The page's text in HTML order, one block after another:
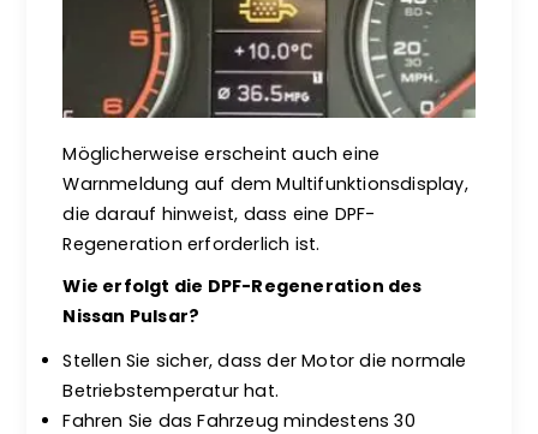
Möglicherweise erscheint auch eine
Warnmeldung auf dem Multifunktionsdisplay,
die darauf hinweist, dass eine DPF-
Regeneration erforderlich ist.
Wie erfolgt die DPF-Regeneration des
Nissan Pulsar?
Stellen Sie sicher, dass der Motor die normale
Betriebstemperatur hat.
Fahren Sie das Fahrzeug mindestens 30